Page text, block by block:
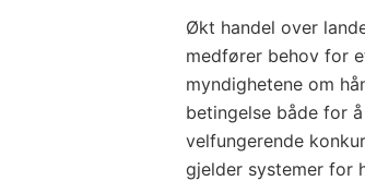
Økt handel over
medfører behov for
myndighetene om
betingelse både for
velfungerende
gjelder systemer for